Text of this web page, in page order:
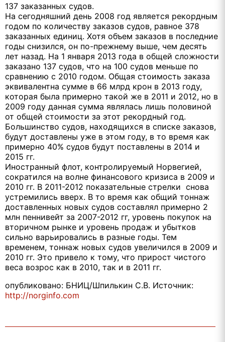
137 заказанных судов.
На сегодняшний день 2008 год является рекордным
годом по количеству заказов судов, равное 378
заказанных единиц. Хотя объем заказов в последние
годы снизился, он по-прежнему выше, чем десять
лет назад. На 1 января 2013 года в общей сложности
заказано 137 судов, что на 100 судов меньше по
сравнению с 2010 годом. Общая стоимость заказа
эквивалентна сумме в 66 млрд крон в 2013 году,
которая была примерно такой же в 2011 и 2012, но в
2009 году данная сумма являлась лишь половиной
от общей стоимости за этот рекордный год.
Большинство судов, находящихся в списке заказов,
будут доставлены уже в этом году, в то время как
примерно 40% судов будут поставлены в 2014 и
2015 гг.
Иностранный флот, контролируемый Норвегией,
сократился на волне финансового кризиса в 2009 и
2010 гг. В 2011-2012 показательные стрелки снова
устремились вверх. В то время как общий тоннаж
доставленных новых судов составлял примерно 2
млн пеннивейт за 2007-2012 гг, уровень покупок на
вторичном рынке и уровень продаж и убытков
сильно варьировались в разные годы. Тем
временем, тоннаж новых судов увеличился в 2009 и
2010 гг. Это привело к тому, что прирост чистого
веса возрос как в 2010, так и в 2011 гг.
опубликовано: БНИЦ/Шпилькин С.В. Источник:
http://norginfo.com